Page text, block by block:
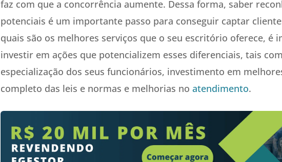
faz com que a concorrência aumente. Dessa forma, saber
potenciais é um importante passo para conseguir captar
quais são os melhores serviços que o seu escritório oferece, é
investir em ações que potencializem esses diferenciais, tais
especialização dos seus funcionários, investimento em
completo das leis e normas e melhorias no atendimento.